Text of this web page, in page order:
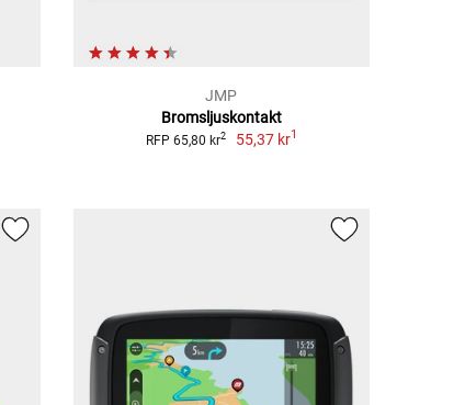
JMP
Bromsljuskontakt
RFP 65,80 kr2 55,37 kr1